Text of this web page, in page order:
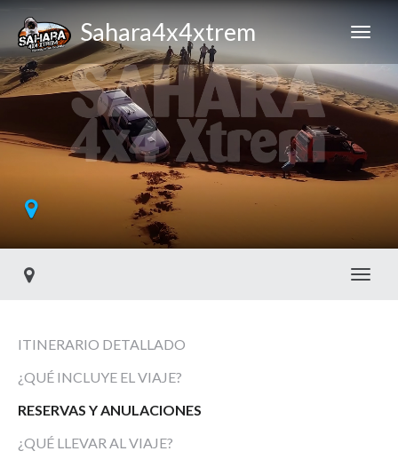
Sahara4x4xtrem
ITINERARIO DETALLADO
¿QUÉ INCLUYE EL VIAJE?
RESERVAS Y ANULACIONES
¿QUÉ LLEVAR AL VIAJE?